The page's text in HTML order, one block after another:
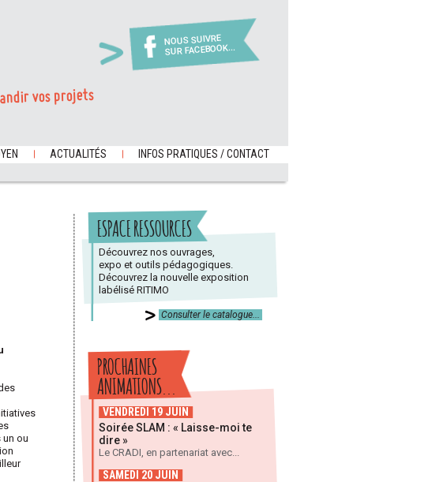
NOUS SUIVRE
SUR FACEBOOK...
vos projets
ACTUALITÉS INFOS PRATIQUES / CONTACT
ou
ESPACE RESSOURCES
Découvrez nos ouvrages,
expo et outils pédagogiques.
Découvrez la nouvelle exposition
labélisé RITIMO
Consulter le catalogue...
PROCHAINES
ANIMATIONS...
VENDREDI 19 JUIN
Soirée SLAM : « Laisse-moi te
dire »
Le CRADI, en partenariat avec...
SAMEDI 20 JUIN